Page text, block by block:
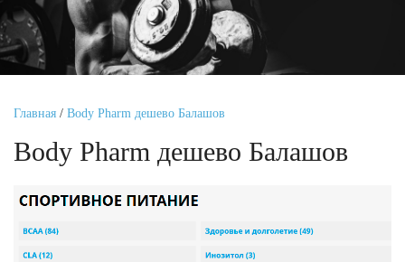
Главная / Body Pharm дешево Балашов
Body Pharm дешево Балашов